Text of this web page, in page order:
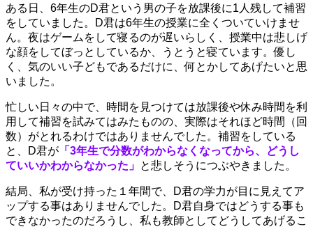
ある日、6年生のD君という男の子を放課後に1人残して補習
をしていました。D君は6年生の授業に全くついていけませ
ん。夜はゲームをして寝るのが遅いらしく、授業中は悲しげ
な顔をしてぼっとしているか、うとうと寝ています。優し
く、気のいい子どもであるだけに、何とかしてあげたいと思
いました。
忙しい日々の中で、時間を見つけては放課後や休み時間を利
用して補習を試みてはみたものの、実際はそれほど時間（回
数）がとれるわけではありませんでした。補習をしている
と、D君が 「3年生で分数がわからなくなってから、どうし
ていいかわからなかった」 と悲しそうにつぶやきました。
結局、私が受け持った１年間で、D君の学力が目に見えてア
ップする事はありませんでした。D君自身ではどうする事も
できなかったのだろうし、私も教師としてどうしてあげるこ